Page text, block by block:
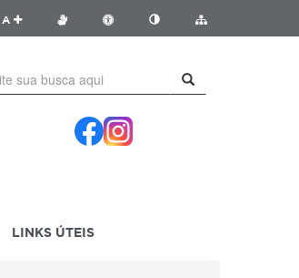
A
LINKS ÚTEIS